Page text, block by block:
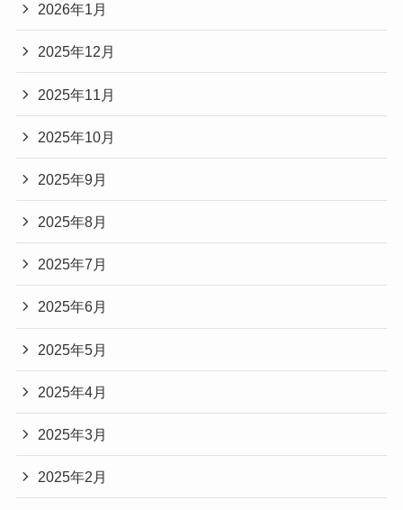
2026年1月
2025年12月
2025年11月
2025年10月
2025年9月
2025年8月
2025年7月
2025年6月
2025年5月
2025年4月
2025年3月
2025年2月